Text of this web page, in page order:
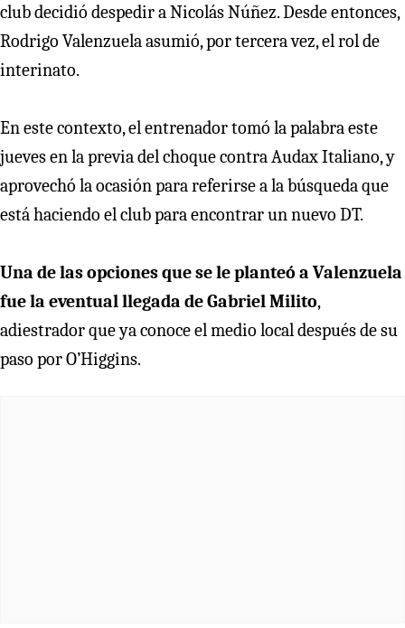
club decidió despedir a Nicolás Núñez. Desde entonces,
Rodrigo Valenzuela asumió, por tercera vez, el rol de
interinato.
En este contexto, el entrenador tomó la palabra este
jueves en la previa del choque contra Audax Italiano, y
aprovechó la ocasión para referirse a la búsqueda que
está haciendo el club para encontrar un nuevo DT.
Una de las opciones que se le planteó a Valenzuela
fue la eventual llegada de Gabriel Milito,
adiestrador que ya conoce el medio local después de su
paso por O’Higgins.